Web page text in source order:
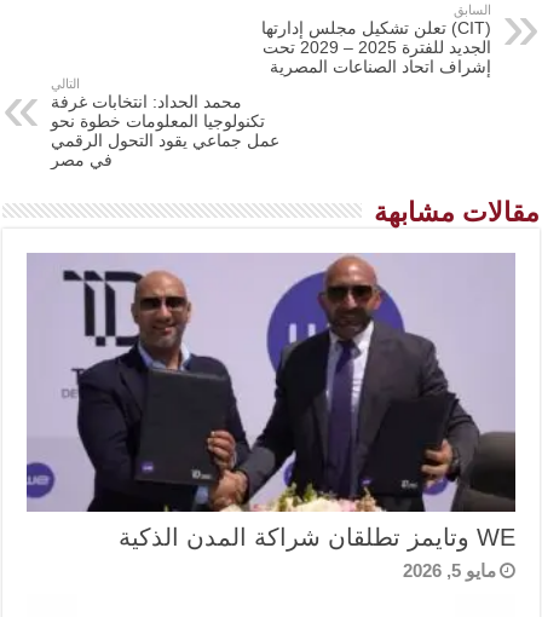
السابق
(CIT) تعلن تشكيل مجلس إدارتها
الجديد للفترة 2025 – 2029 تحت
إشراف اتحاد الصناعات المصرية
التالي
محمد الحداد: انتخابات غرفة
تكنولوجيا المعلومات خطوة نحو
عمل جماعي يقود التحول الرقمي
في مصر
مقالات مشابهة
WE وتايمز تطلقان شراكة المدن الذكية
مايو 5, 2026